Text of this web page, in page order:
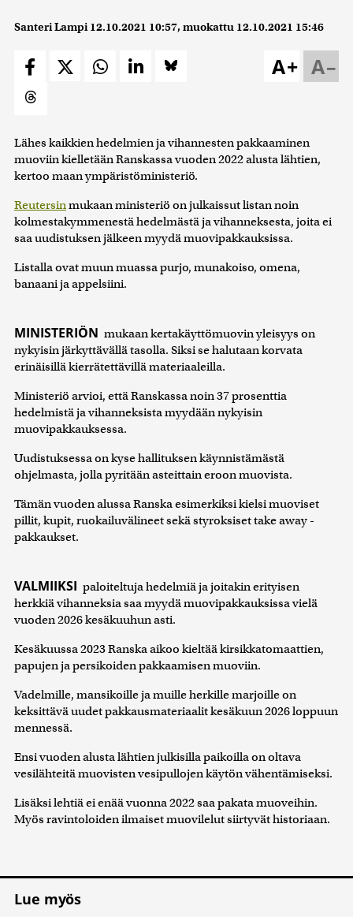
Santeri Lampi 12.10.2021 10:57, muokattu 12.10.2021 15:46
A–
A+
Lähes kaikkien hedelmien ja vihannesten pakkaaminen
muoviin kielletään Ranskassa vuoden 2022 alusta lähtien,
kertoo maan ympäristöministeriö.
Reutersinmukaan ministeriö on julkaissut listan noin
kolmestakymmenestä hedelmästä ja vihanneksesta, joita ei
saa uudistuksen jälkeen myydä muovipakkauksissa.
Listalla ovat muun muassa purjo, munakoiso, omena,
banaani ja appelsiini.
MINISTERIÖN mukaan kertakäyttömuovin yleisyys on
nykyisin järkyttävällä tasolla. Siksi se halutaan korvata
erinäisillä kierrätettävillä materiaaleilla.
Ministeriö arvioi, että Ranskassa noin 37 prosenttia
hedelmistä ja vihanneksista myydään nykyisin
muovipakkauksessa.
Uudistuksessa on kyse hallituksen käynnistämästä
ohjelmasta, jolla pyritään asteittain eroon muovista.
Tämän vuoden alussa Ranska esimerkiksi kielsi muoviset
pillit, kupit, ruokailuvälineet sekä styroksiset take away -
pakkaukset.
VALMIIKSI paloiteltuja hedelmiä ja joitakin erityisen
herkkiä vihanneksia saa myydä muovipakkauksissa vielä
vuoden 2026 kesäkuuhun asti.
Kesäkuussa 2023 Ranska aikoo kieltää kirsikkatomaattien,
papujen ja persikoiden pakkaamisen muoviin.
Vadelmille, mansikoille ja muille herkille marjoille on
keksittävä uudet pakkausmateriaalit kesäkuun 2026 loppuun
mennessä.
Ensi vuoden alusta lähtien julkisilla paikoilla on oltava
vesilähteitä muovisten vesipullojen käytön vähentämiseksi.
Lisäksi lehtiä ei enää vuonna 2022 saa pakata muoveihin.
Myös ravintoloiden ilmaiset muovilelut siirtyvät historiaan.
Lue myös